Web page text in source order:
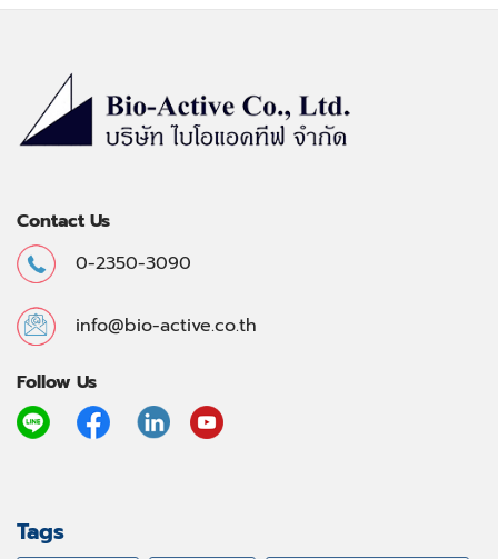
Contact Us
0-2350-3090
info@bio-active.co.th
Follow Us
Tags